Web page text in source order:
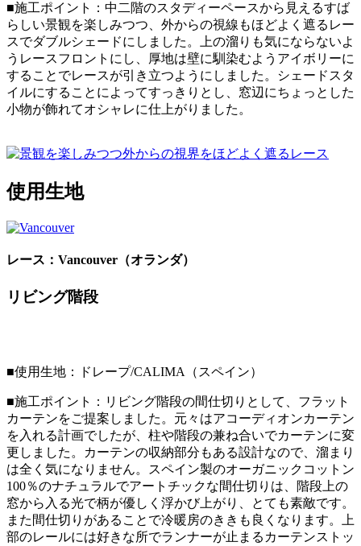
■施工ポイント：中二階のスタディーペースから見えるすば
らしい景観を楽しみつつ、外からの視線もほどよく遮るレー
スでダブルシェードにしました。上の溜りも気にならないよ
うレースフロントにし、厚地は壁に馴染むようアイボリーに
することでレースが引き立つようにしました。シェードスタ
イルにすることによってすっきりとし、窓辺にちょっとした
小物が飾れてオシャレに仕上がりました。
使用生地
レース：Vancouver（オランダ）
リビング階段
■使用生地：ドレープ/CALIMA（スペイン）
■施工ポイント：リビング階段の間仕切りとして、フラット
カーテンをご提案しました。元々はアコーディオンカーテン
を入れる計画でしたが、柱や階段の兼ね合いでカーテンに変
更しました。カーテンの収納部分もある設計なので、溜まり
は全く気になりません。スペイン製のオーガニックコットン
100％のナチュラルでアートチックな間仕切りは、階段上の
窓から入る光で柄が優しく浮かび上がり、とても素敵です。
また間仕切りがあることで冷暖房のききも良くなります。上
部のレールには好きな所でランナーが止まるカーテンストッ